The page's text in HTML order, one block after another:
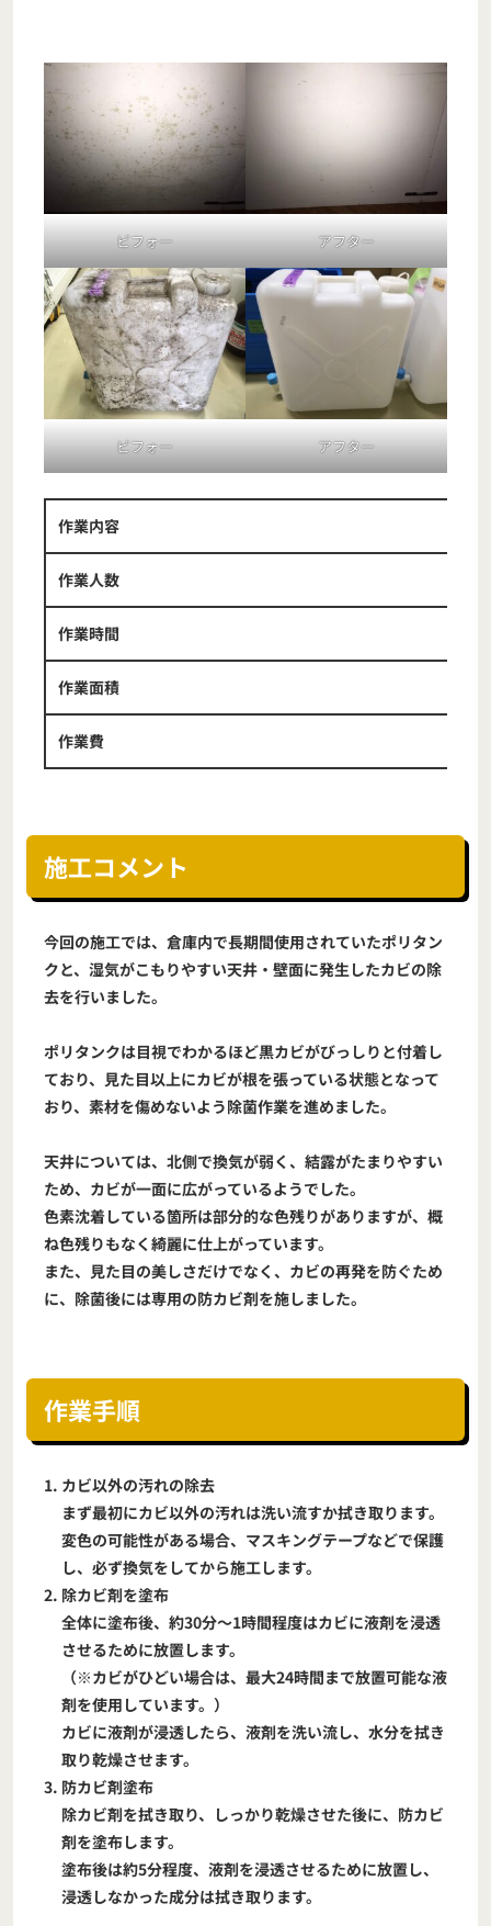
ビフォー アフター
ビフォー アフター
作業内容
作業人数
作業時間
作業面積
作業費
施工コメント
今回の施工では、倉庫内で長期間使用されていたポリタン
クと、湿気がこもりやすい天井・壁面に発生したカビの除
去を行いました。
ポリタンクは目視でわかるほど黒カビがびっしりと付着し
ており、見た目以上にカビが根を張っている状態となって
おり、素材を傷めないよう除菌作業を進めました。
天井については、北側で換気が弱く、結露がたまりやすい
ため、カビが一面に広がっているようでした。
色素沈着している箇所は部分的な色残りがありますが、概
ね色残りもなく綺麗に仕上がっています。
また、見た目の美しさだけでなく、カビの再発を防ぐため
に、除菌後には専用の防カビ剤を施しました。
作業手順
カビ以外の汚れの除去
まず最初にカビ以外の汚れは洗い流すか拭き取ります。
変色の可能性がある場合、マスキングテープなどで保護
し、必ず換気をしてから施工します。
除カビ剤を塗布
全体に塗布後、約30分～1時間程度はカビに液剤を浸透
させるために放置します。
（※カビがひどい場合は、最大24時間まで放置可能な液
剤を使用しています。）
カビに液剤が浸透したら、液剤を洗い流し、水分を拭き
取り乾燥させます。
防カビ剤塗布
除カビ剤を拭き取り、しっかり乾燥させた後に、防カビ
剤を塗布します。
塗布後は約5分程度、液剤を浸透させるために放置し、
浸透しなかった成分は拭き取ります。